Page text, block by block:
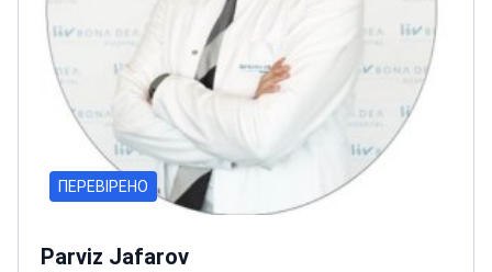
ПЕРЕВІРЕНО
Parviz Jafarov